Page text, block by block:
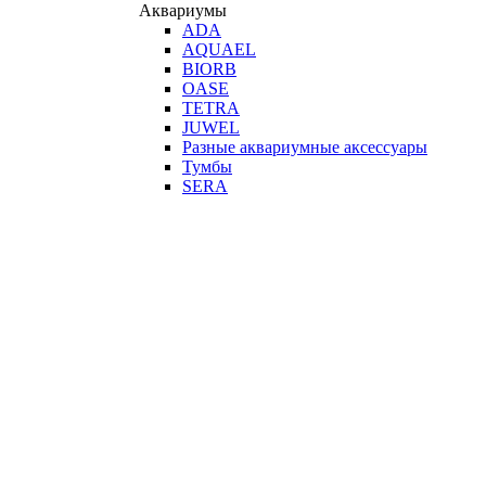
Аквариумы
ADA
AQUAEL
BIORB
OASE
TETRA
JUWEL
Разные аквариумные аксессуары
Тумбы
SERA